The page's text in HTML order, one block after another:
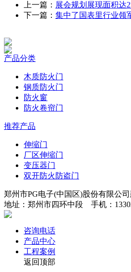
上一篇： 展会规划展现面积达
下一篇： 集中了国表里行业领
产品分类
木质防火门
钢质防火门
防火窗
防火卷帘门
推荐产品
伸缩门
厂区伸缩门
变压器门
双开防火防盗门
郑州市PG电子(中国区)股份有限公
地址：郑州市四环中段 手机：
咨询电话
产品中心
工程案例
返回顶部